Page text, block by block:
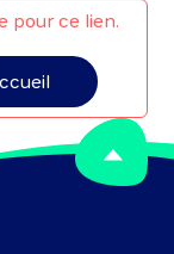
pour ce lien.